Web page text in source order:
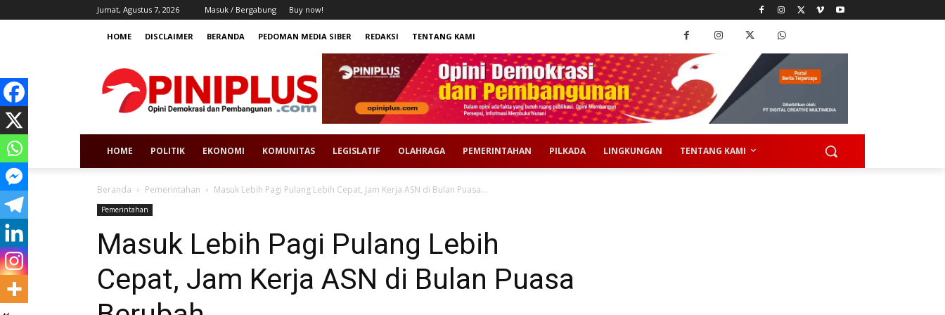
Jumat, Agustus 7, 2026 Masuk / Bergabung Buy now!
HOME DISCLAIMER BERANDA PEDOMAN MEDIA SIBER REDAKSI TENTANG KAMI
HOME POLITIK EKONOMI KOMUNITAS LEGISLATIF OLAHRAGA PEMERINTAHAN PILKADA LINGKUNGAN TENTANG KAMI
Beranda Pemerintahan Masuk Lebih Pagi Pulang Lebih Cepat, Jam Kerja ASN di Bulan Puasa...
Pemerintahan
Masuk Lebih Pagi Pulang Lebih
Cepat, Jam Kerja ASN di Bulan Puasa